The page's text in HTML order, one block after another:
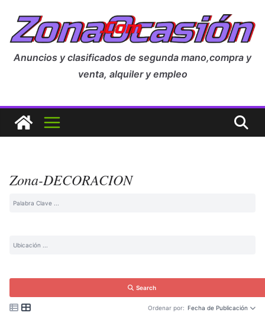
Anuncios y clasificados de segunda mano,compra y
venta, alquiler y empleo
Zona-DECORACION
Search
Ordenar por: Fecha de Publicación